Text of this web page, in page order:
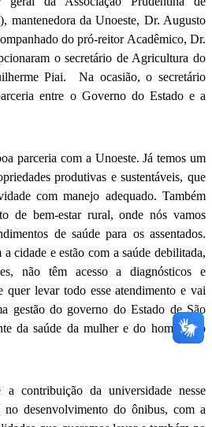
mantenedora da Unoeste, Dr. Augusto
do pró-reitor Acadêmico, Dr.
o secretário de Agricultura do
Piai. Na ocasião, o secretário
entre o Governo do Estado e a
parceria com a Unoeste. Já temos um
produtivas e sustentáveis, que
com manejo adequado. Também
de bem-estar rural, onde nós vamos
de saúde para os assentados.
cidade e estão com a saúde debilitada,
não têm acesso a diagnósticos e
quer levar todo esse atendimento e vai
gestão do governo do Estado de São
da saúde da mulher e do homem do
a contribuição da universidade nesse
desenvolvimento do ônibus, com a